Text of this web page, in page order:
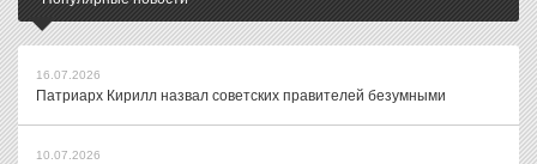
16.07.2026
Патриарх Кирилл назвал советских правителей безумными
10.07.2026